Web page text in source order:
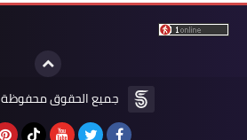
جميع الحقوق محفوظة